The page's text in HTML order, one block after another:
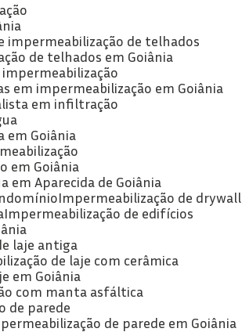
impermeabilização de telhados
de telhados em Goiânia
impermeabilização
em impermeabilização em Goiânia
em infiltração
em Goiânia
em Goiânia
em Aparecida de Goiânia
Impermeabilização de drywall
Impermeabilização de edifícios
laje antiga
de laje com cerâmica
em Goiânia
com manta asfáltica
de parede
de parede em Goiânia